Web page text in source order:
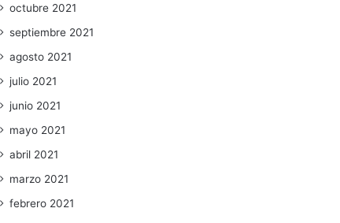
octubre 2021
septiembre 2021
agosto 2021
julio 2021
junio 2021
mayo 2021
abril 2021
marzo 2021
febrero 2021